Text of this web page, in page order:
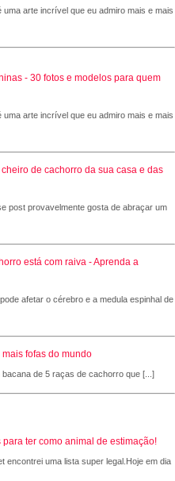
uma arte incrível que eu admiro mais e mais
- 30 fotos e modelos para quem
uma arte incrível que eu admiro mais e mais
de cachorro da sua casa e das
post provavelmente gosta de abraçar um
está com raiva - Aprenda a
afetar o cérebro e a medula espinhal de
fofas do mundo
bacana de 5 raças de cachorro que [...]
ter como animal de estimação!
encontrei uma lista super legal.Hoje em dia